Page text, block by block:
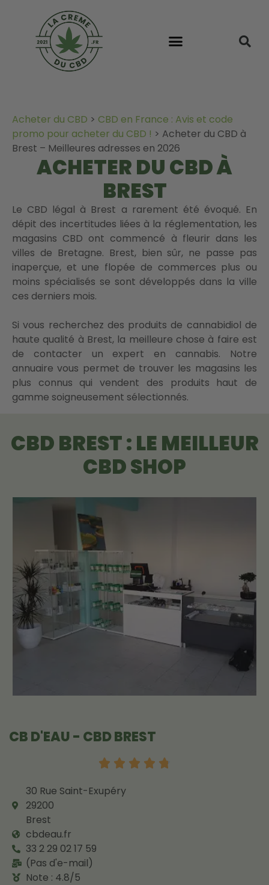
Acheter du CBD > CBD en France : Avis et code
promo pour acheter du CBD ! > Acheter du CBD à
Brest – Meilleures adresses en 2026
ACHETER DU CBD À
BREST
Le CBD légal à Brest a rarement été évoqué. En
dépit des incertitudes liées à la réglementation, les
magasins CBD ont commencé à fleurir dans les
villes de Bretagne. Brest, bien sûr, ne passe pas
inaperçue, et une flopée de commerces plus ou
moins spécialisés se sont développés dans la ville
ces derniers mois.
Si vous recherchez des produits de cannabidiol de
haute qualité à Brest, la meilleure chose à faire est
de contacter un expert en cannabis. Notre
annuaire vous permet de trouver les magasins les
plus connus qui vendent des produits haut de
gamme soigneusement sélectionnés.
CBD BREST : LE MEILLEUR
CBD SHOP
CB D'EAU - CBD BREST
    
30 Rue Saint-Exupéry
29200
Brest
cbdeau.fr
33 2 29 02 17 59
(Pas d'e-mail)
Note : 4.8/5